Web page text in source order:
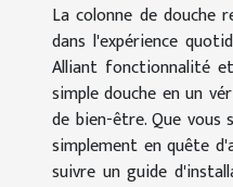
La colonne de douche
dans l'expérience
Alliant fonctionnalité
simple douche en un
de bien-être. Que vous
simplement en quête
suivre un guide